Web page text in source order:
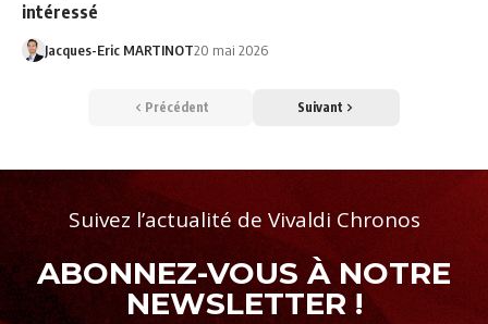
intéressé
Jacques-Eric MARTINOT20 mai 2026
Précédent Suivant
Suivez l’actualité de Vivaldi Chronos
ABONNEZ-VOUS À NOTRE
NEWSLETTER !